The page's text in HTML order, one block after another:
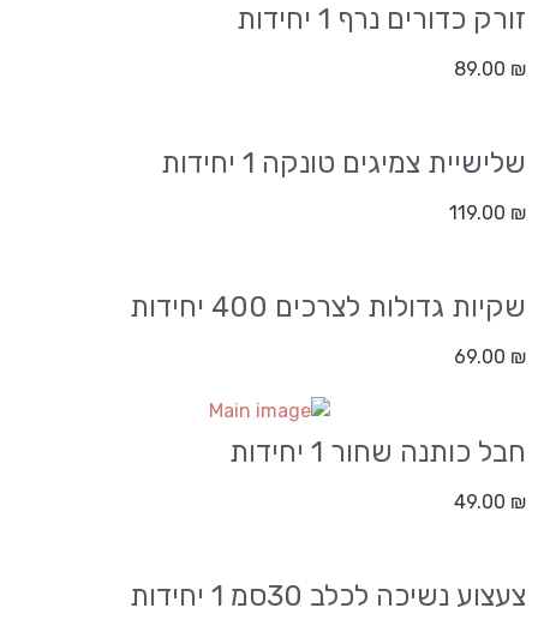
זורק כדורים נרף 1 יחידות
89.00 ₪
שלישיית צמיגים טונקה 1 יחידות
119.00 ₪
שקיות גדולות לצרכים 400 יחידות
69.00 ₪
חבל כותנה שחור 1 יחידות
49.00 ₪
צעצוע נשיכה לכלב 30סמ 1 יחידות